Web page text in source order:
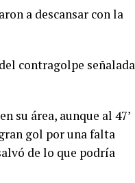
a descansar con la
contragolpe señalada
su área, aunque al 47’
gol por una falta
de lo que podría